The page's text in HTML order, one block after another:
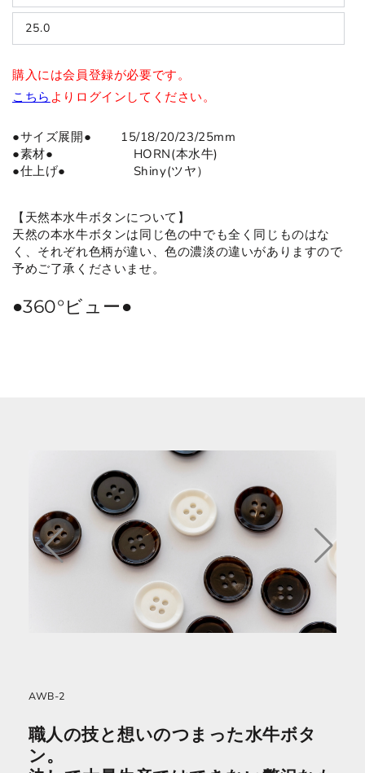
25.0
購入には会員登録が必要です。
こちら よりログインしてください。
●サイズ展開● 15/18/20/23/25mm
●素材● HORN(本水牛)
●仕上げ● Shiny(ツヤ）
【天然本水牛ボタンについて】
天然の本水牛ボタンは同じ色の中でも全く同じものはな
く、それぞれ色柄が違い、色の濃淡の違いがありますので
予めご了承くださいませ。
●360°ビュー●
AWB-2
職人の技と想いのつまった水牛ボタ
ン。